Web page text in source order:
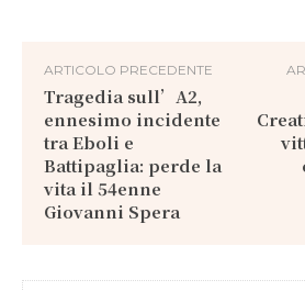
ARTICOLO PRECEDENTE
Tragedia sull’A2,
ennesimo incidente
tra Eboli e
Battipaglia: perde la
vita il 54enne
Giovanni Spera